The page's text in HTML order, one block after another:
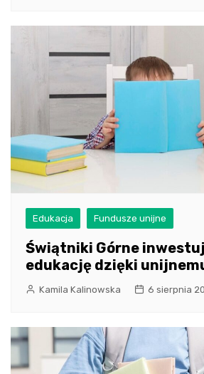
Edukacja Fundusze unijne
Świątniki Górne
edukację dzięki
Kamila Kalinowska 6 sierpnia